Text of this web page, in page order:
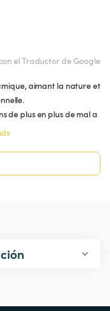
el Traductor de Google
aimant la nature et
de plus en plus de mal a